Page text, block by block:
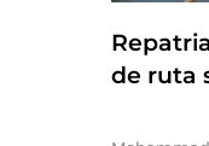
de ruta